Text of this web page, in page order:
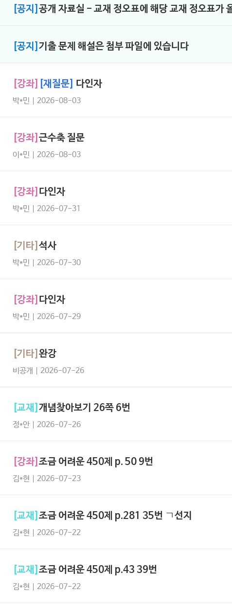
[공지] 공개 자료실 - 교재 정오표에 해당 교재 정오표가
[공지] 기출 문제 해설은 첨부 파일에 있습니다
[강좌] [재질문] 다인자
박*민 | 2026-08-03
[강좌] 근수축 질문
이*민 | 2026-08-03
[강좌] 다인자
박*민 | 2026-07-31
[기타] 석사
박*민 | 2026-07-30
[강좌] 다인자
박*민 | 2026-07-29
[기타] 완강
비공개 | 2026-07-26
[교재] 개념찾아보기 26쪽 6번
정*안 | 2026-07-26
[강좌] 조금 어려운 450제 p. 50 9번
김*현 | 2026-07-23
[교재] 조금 어려운 450제 p.281 35번 ㄱ선지
김*현 | 2026-07-22
[교재] 조금 어려운 450제 p.43 39번
김*현 | 2026-07-22